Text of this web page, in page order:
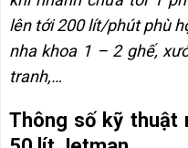
lên tới 200 lít/phút phù
nha khoa 1 – 2 ghế,
tranh,…
Thông số kỹ thuật